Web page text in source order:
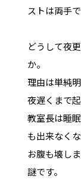
ストは両手
どうして夜
か。
理由は単純明
夜遅くまで
教室長は睡
も出来なくな
お腹も壊しま
謎です。